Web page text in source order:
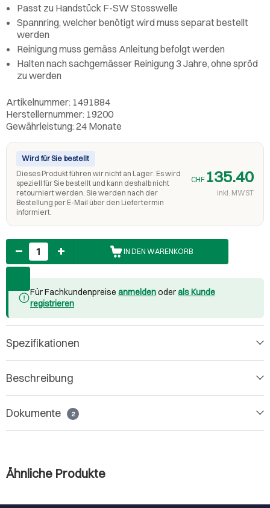
Passt zu Handstück F-SW Stosswelle
Spannring, welcher benötigt wird muss separat bestellt
werden
Reinigung muss gemäss Anleitung befolgt werden
Halten nach sachgemässer Reinigung 3 Jahre, ohne spröd
zu werden
Artikelnummer: 1491884
Herstellernummer: 19200
Gewährleistung: 24 Monate
Wird für Sie bestellt
Dieses Produkt führen wir nicht an Lager. Es wird
speziell für Sie bestellt und kann deshalb nicht
retourniert werden. Sie werden nach der
Bestellung per E-Mail über den Liefertermin
informiert.
CHF 135.40
inkl. MWST
Anzahl
IN DEN WARENKORB
Für Fachkundenpreise anmeldenoderals Kunde
registrieren
Spezifikationen
Beschreibung
Dokumente 2
Ähnliche Produkte